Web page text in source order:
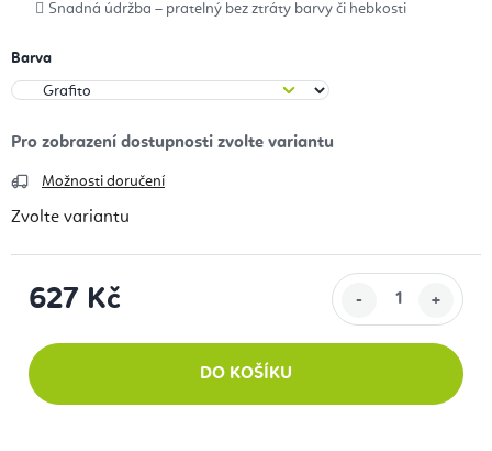
Snadná údržba – pratelný bez ztráty barvy či hebkosti
Barva
Možnosti doručení
Zvolte variantu
627 Kč
DO KOŠÍKU